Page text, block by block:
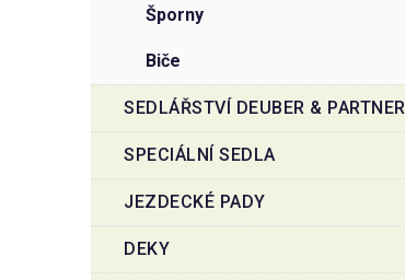
šporny
biče
SEDLÁŘSTVÍ DEUBER & PARTNER
SPECIÁLNÍ SEDLA
JEZDECKÉ PADY
DEKY